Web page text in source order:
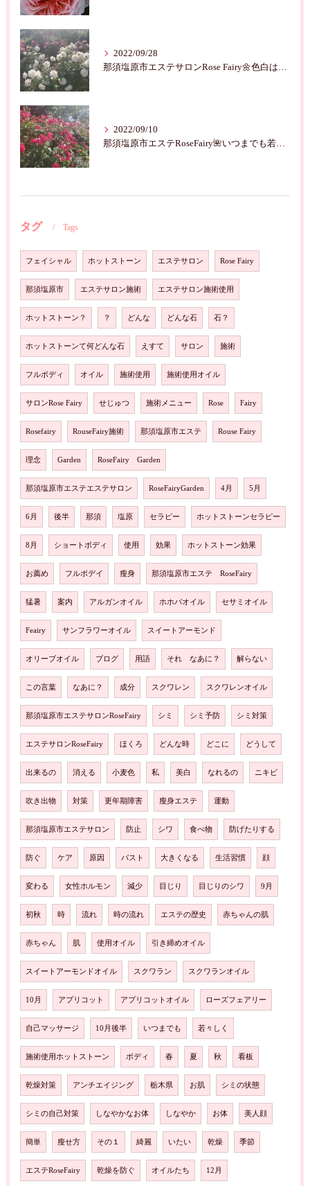
2022/09/28
那須塩原市エステサロンRose Fairy🌼色白は七難隠す
2022/09/10
那須塩原市エステRoseFairy🌺いつまでも若々しく綺麗に💝
タグ Tags
フェイシャル ホットストーン エステサロン Rose Fairy
那須塩原市 エステサロン施術 エステサロン施術使用
ホットストーン？ ？ どんな どんな石 石？
ホットストーンて何どんな石 えすて サロン 施術
フルボディ オイル 施術使用 施術使用オイル
サロンRose Fairy せじゅつ 施術メニュー Rose Fairy
Rosefairy RouseFairy施術 那須塩原市エステ Rouse Fairy
理念 Garden RoseFairy Garden
那須塩原市エステエステサロン RoseFairyGarden 4月 5月
6月 後半 那須 塩原 セラピー ホットストーンセラピー
8月 ショートボディ 使用 効果 ホットストーン効果
お薦め フルボデイ 瘦身 那須塩原市エステ RoseFairy
猛暑 案内 アルガンオイル ホホバオイル セサミオイル
Feairy サンフラワーオイル スイートアーモンド
オリーブオイル ブログ 用語 それ なあに？ 解らない
この言葉 なあに？ 成分 スクワレン スクワレンオイル
那須塩原市エステサロンRoseFairy シミ シミ予防 シミ対策
エステサロンRoseFairy ほくろ どんな時 どこに どうして
出来るの 消える 小麦色 私 美白 なれるの ニキビ
吹き出物 対策 更年期障害 瘦身エステ 運動
那須塩原市エステサロン 防止 シワ 食べ物 防げたりする
防ぐ ケア 原因 バスト 大きくなる 生活習慣 顔
変わる 女性ホルモン 減少 目じり 目じりのシワ 9月
初秋 時 流れ 時の流れ エステの歴史 赤ちゃんの肌
赤ちゃん 肌 使用オイル 引き締めオイル
スイートアーモンドオイル スクワラン スクワランオイル
10月 アプリコット アプリコットオイル ローズフェアリー
自己マッサージ 10月後半 いつまでも 若々しく
施術使用ホットストーン ボディ 春 夏 秋 看板
乾燥対策 アンチエイジング 栃木県 お肌 シミの状態
シミの自己対策 しなやかなお体 しなやか お体 美人顔
簡単 瘦せ方 その１ 綺麗 いたい 乾燥 季節
エステRoseFairy 乾燥を防ぐ オイルたち 12月